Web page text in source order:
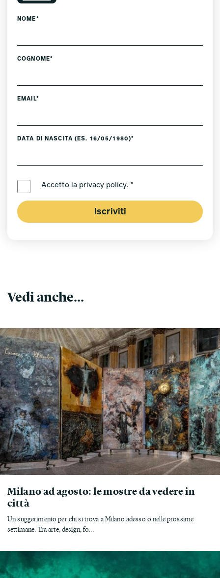
NOME*
COGNOME*
EMAIL*
DATA DI NASCITA (ES. 16/05/1980)*
Accetto la privacy policy. *
Iscriviti
Vedi anche...
Milano ad agosto: le mostre da vedere in
città
Un suggerimento per chi si trova a Milano adesso o nelle prossime
settimane. Tra arte, design, fo...